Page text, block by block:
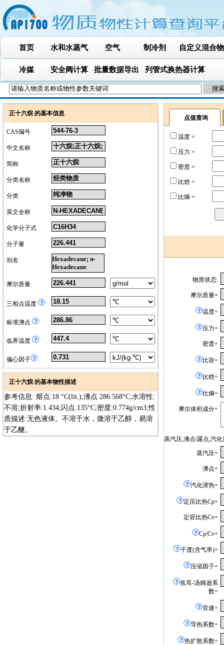
首页 水和水蒸气 空气 制冷剂 自定义混合物
冷媒 安全阀计算 批量数据导出 列管式换热器计算
正十六烷 的基本信息
CAS编号
中文名称
简称
分类名称
分类
英文全称
化学分子式
分子量
别名
Hexadecane; n-
Hexadecane
摩尔质量
三相点温度
标准沸点
临界温度
偏心因子
正十六烷 的基本物性描述
参考信息: 熔点:18 °C(lit.);沸点 286.568°C;水溶性:
不溶;折射率:1.434;闪点:135°C;密度:0.774g/cm3;性
质描述:无色液体。不溶于水，微溶于乙醇，易溶
于乙醚。
点值查询
温度 =
压力 =
密度 =
比焓 =
比熵 =
物质状态:
摩尔质量=
温度=
压力=
密度=
比容=
比焓=
比熵=
摩尔体积成分=
蒸汽压,沸点/露点,汽
蒸汽压=
沸点=
汽化潜热=
定压比热Cp=
定容比热Cv=
Cp/Cv=
干度(含气率)=
压缩因子=
焦耳-汤姆逊系
数=
音速=
导热系数=
热扩散系数=